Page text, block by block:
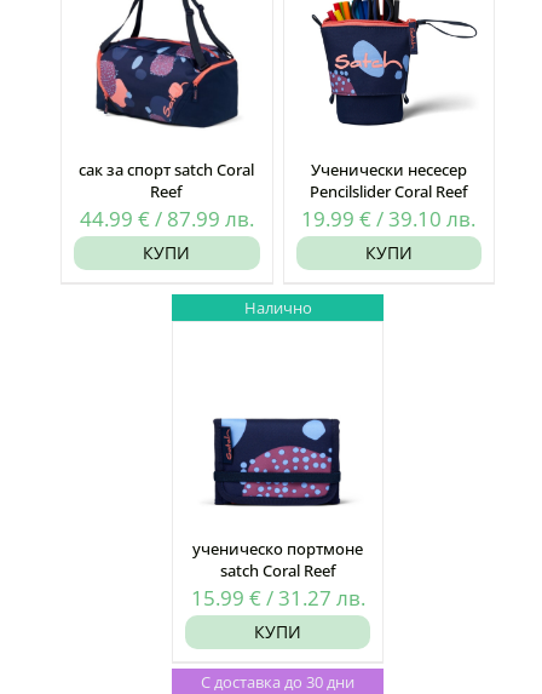
сак за спорт satch Coral
Reef
44.99 € / 87.99 лв.
КУПИ
Ученически несесер
Pencilslider Coral Reef
19.99€ /39.10лв.
КУПИ
Налично
ученическо портмоне
satch Coral Reef
15.99 € /31.27 лв.
КУПИ
С доставка до 30 дни